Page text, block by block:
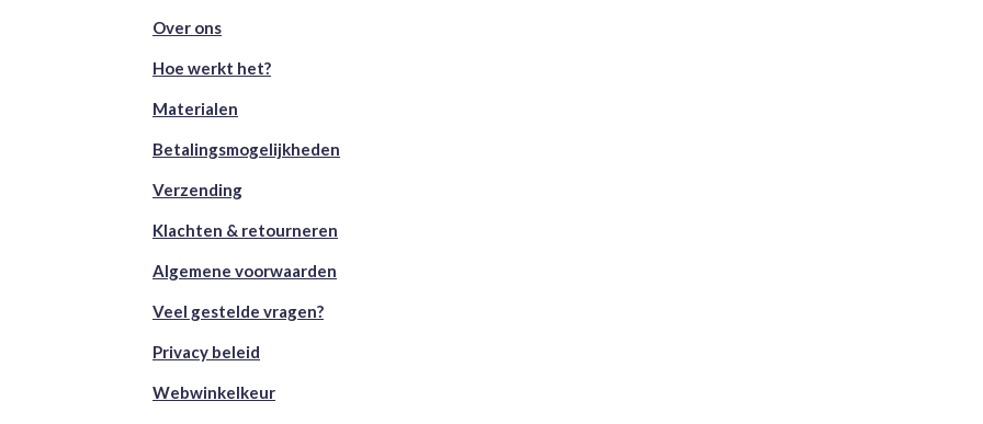
Over ons
Hoe werkt het?
Materialen
Betalingsmogelijkheden
Verzending
Klachten & retourneren
Algemene voorwaarden
Veel gestelde vragen?
Privacy beleid
Webwinkelkeur